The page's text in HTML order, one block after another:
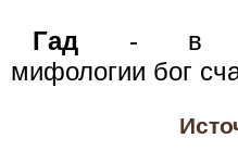
Гад - в
мифологии бог